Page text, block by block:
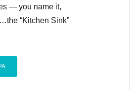
— you name it,
“Kitchen Sink”